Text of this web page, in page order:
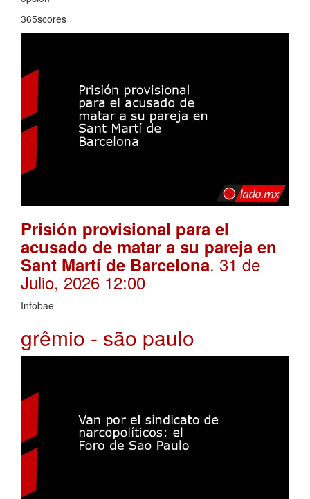
365scores
Prisión provisional para el
acusado de matar a su pareja en
Sant Martí de Barcelona. 31 de
Julio, 2026 12:00
Infobae
grêmio - são paulo